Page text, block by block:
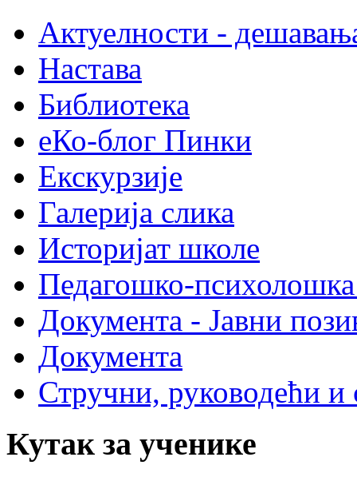
Актуелности -
Настава
Библиотека
еКо-блог Пинки
Екскурзије
Галерија слика
Историјат школе
Педагошко-психолошка
Документа - Јавни
Документа
Стручни, руководећи и
Кутак за ученике